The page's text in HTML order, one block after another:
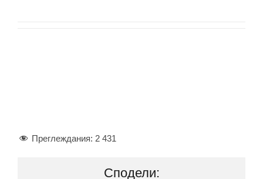
Преглеждания: 2 431
Сподели: